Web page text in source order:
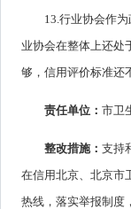
13.行业协会作
业协会在整体上还处
够，信用评价标准还
责任单位： 市卫
整改措施： 支持
在信用北京、北京市
热线，落实举报制度